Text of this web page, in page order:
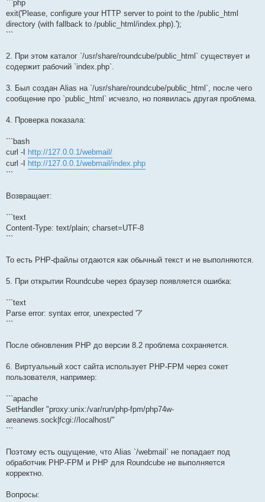
```php
exit('Please, configure your HTTP server to point to the /public_html
directory (with fallback to /public_html/index.php).');
```
2. При этом каталог `/usr/share/roundcube/public_html` существует и
содержит рабочий `index.php`.
3. Был создан Alias на `/usr/share/roundcube/public_html`, после чего
сообщение про `public_html` исчезло, но появилась другая проблема.
4. Проверка показала:
```bash
curl -I
http://127.0.0.1/webmail/
curl -I
http://127.0.0.1/webmail/index.php
```
Возвращает:
```text
Content-Type: text/plain; charset=UTF-8
```
То есть PHP-файлы отдаются как обычный текст и не выполняются.
5. При открытии Roundcube через браузер появляется ошибка:
```text
Parse error: syntax error, unexpected '?'
```
После обновления PHP до версии 8.2 проблема сохраняется.
6. Виртуальный хост сайта использует PHP-FPM через сокет
пользователя, например:
```apache
SetHandler "proxy:unix:/var/run/php-fpm/php74w-
areanews.sock|fcgi://localhost/"
```
Поэтому есть ощущение, что Alias `/webmail` не попадает под
обработчик PHP-FPM и PHP для Roundcube не выполняется
корректно.
Вопросы: